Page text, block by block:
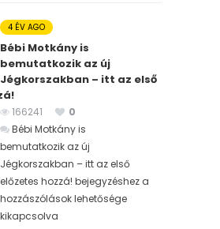
4 ÉV AGO
Bébi Motkány is
bemutatkozik az új
Jégkorszakban – itt az első
166241
0
Bébi Motkány is
bemutatkozik az új
Jégkorszakban – itt az első
előzetes hozzá! bejegyzéshez a
hozzászólások lehetősége
kikapcsolva